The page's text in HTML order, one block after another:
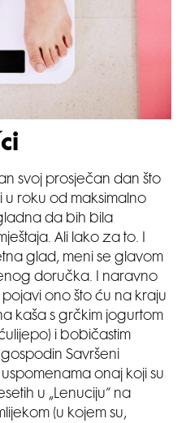
svoj prosječan dan što
u roku od maksimalno
da bih bila
Ali lako za to. I
glad, meni se glavom
doručka. I naravno
ono što ću na kraju
kaša s grčkim jogurtom
i bobičastim
Savršeni
uspomenama onaj koji su
u „Lenuciju“ na
(u kojem su,